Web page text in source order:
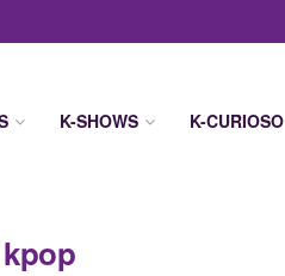
K-SHOWS K-CURIOSO